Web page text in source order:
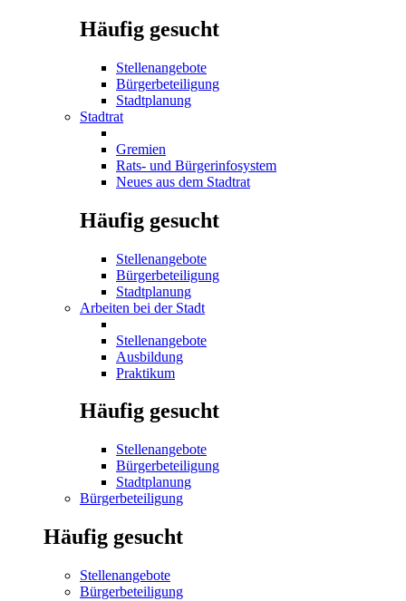
Häufig gesucht
Stellenangebote
Bürgerbeteiligung
Stadtplanung
Stadtrat
Gremien
Rats- und Bürgerinfosystem
Neues aus dem Stadtrat
Häufig gesucht
Stellenangebote
Bürgerbeteiligung
Stadtplanung
Arbeiten bei der Stadt
Stellenangebote
Ausbildung
Praktikum
Häufig gesucht
Stellenangebote
Bürgerbeteiligung
Stadtplanung
Bürgerbeteiligung
Häufig gesucht
Stellenangebote
Bürgerbeteiligung